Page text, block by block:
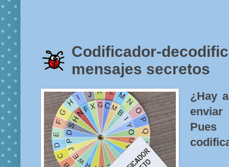
Codificador-
mensajes secretos
¿Hay